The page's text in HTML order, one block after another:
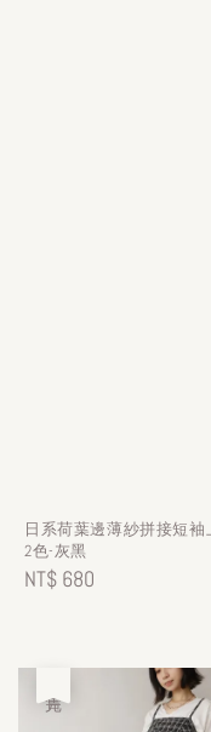
日系荷葉邊薄紗拼接短袖
2色-灰黑
Regular
NT$ 680